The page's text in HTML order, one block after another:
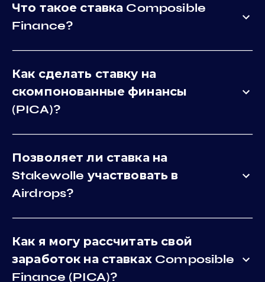
Что такое ставка Composible
Finance?
Как сделать ставку на
скомпонованные финансы
(PICA)?
Позволяет ли ставка на
Stakewolle участвовать в
Airdrops?
Как я могу рассчитать свой
заработок на ставках Composible
Finance (PICA)?